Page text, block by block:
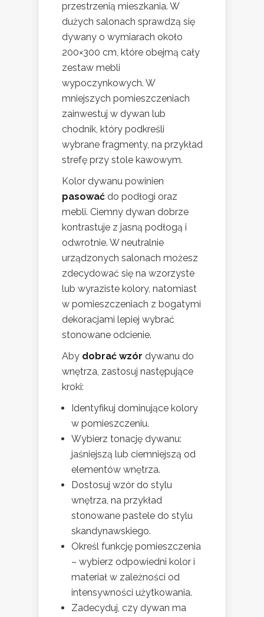
przestrzenią mieszkania. W
dużych salonach sprawdzą się
dywany o wymiarach około
200×300 cm, które obejmą cały
zestaw mebli
wypoczynkowych. W
mniejszych pomieszczeniach
zainwestuj w dywan lub
chodnik, który podkreśli
wybrane fragmenty, na przykład
strefę przy stole kawowym.
Kolor dywanu powinien
pasować do podłogi oraz
mebli. Ciemny dywan dobrze
kontrastuje z jasną podłogą i
odwrotnie. W neutralnie
urządzonych salonach możesz
zdecydować się na wzorzyste
lub wyraziste kolory, natomiast
w pomieszczeniach z bogatymi
dekoracjami lepiej wybrać
stonowane odcienie.
Aby dobrać wzór dywanu do
wnętrza, zastosuj następujące
kroki:
Identyfikuj dominujące kolory
w pomieszczeniu.
Wybierz tonację dywanu:
jaśniejszą lub ciemniejszą od
elementów wnętrza.
Dostosuj wzór do stylu
wnętrza, na przykład
stonowane pastele do stylu
skandynawskiego.
Określ funkcję pomieszczenia
– wybierz odpowiedni kolor i
materiał w zależności od
intensywności użytkowania.
Zadecyduj, czy dywan ma